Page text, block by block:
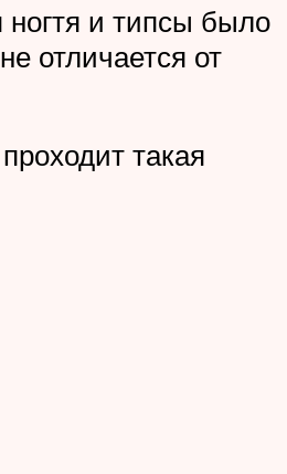
и типсы было
отличается от
такая